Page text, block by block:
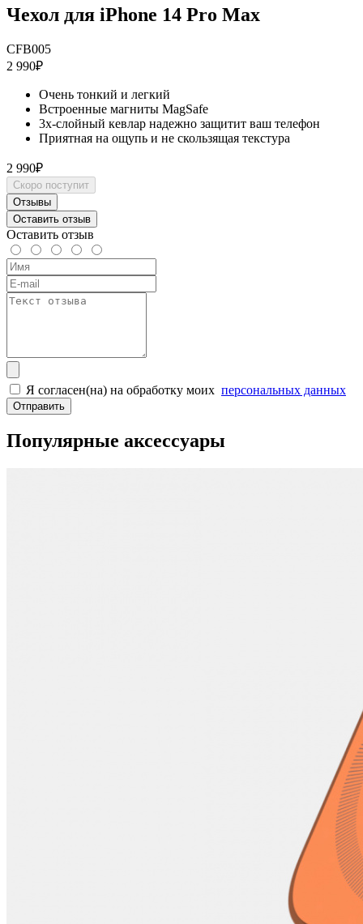
Чехол для iPhone 14 Pro Max
CFB005
2 990₽
Очень тонкий и легкий
Встроенные магниты MagSafe
3х-слойный кевлар надежно защитит ваш телефон
Приятная на ощупь и не скользящая текстура
2 990₽
Скоро поступит
Отзывы
Оставить отзыв
Оставить отзыв
Я согласен(на) на обработку моих персональных данных
Отправить
Популярные аксессуары